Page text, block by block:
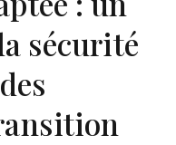
sécurité